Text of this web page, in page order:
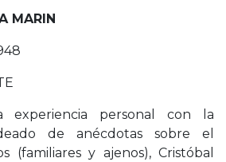
MARIN
personal con la
de anécdotas sobre el
(familiares y ajenos), Cristóbal